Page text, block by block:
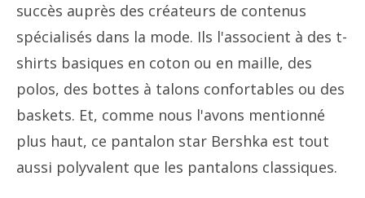
succès auprès des créateurs de contenus
spécialisés dans la mode. Ils l'associent à des t-
shirts basiques en coton ou en maille, des
polos, des bottes à talons confortables ou des
baskets. Et, comme nous l'avons mentionné
plus haut, ce pantalon star Bershka est tout
aussi polyvalent que les pantalons classiques.